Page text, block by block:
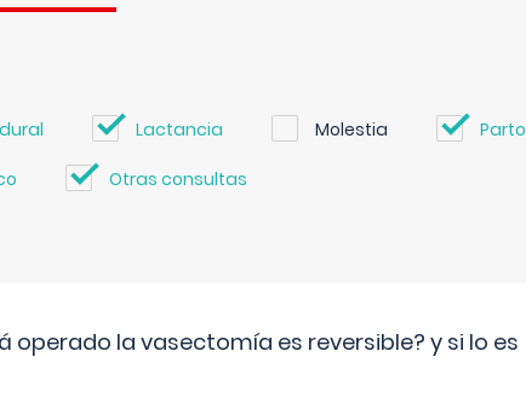
Lactancia Molestia Parto
Otras consultas
operado la vasectomía es reversible? y si lo es